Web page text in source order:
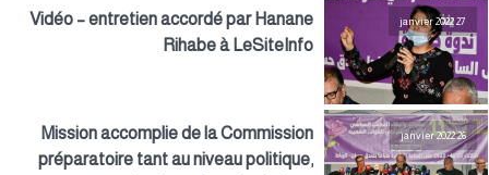
27 janvier 2022
Vidéo – entretien accordé par Hanane
Rihabe à LeSiteInfo
26 janvier 2022
Mission accomplie de la Commission
préparatoire tant au niveau politique,